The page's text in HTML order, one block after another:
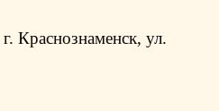
Краснознаменск, ул.